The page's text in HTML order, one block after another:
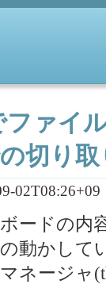
ァイ
切り
02T08:26+09
ードの内
動かして
ネージャ